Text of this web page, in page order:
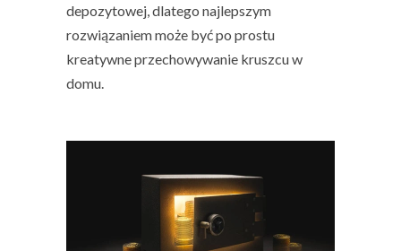
depozytowej, dlatego najlepszym
rozwiązaniem może być po prostu
kreatywne przechowywanie kruszcu w
domu.